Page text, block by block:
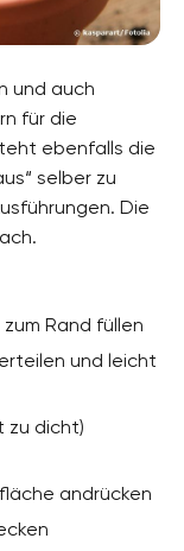
und auch
für die
ebenfalls die
selber zu
Die
Rand füllen
und leicht
zu dicht)
andrücken